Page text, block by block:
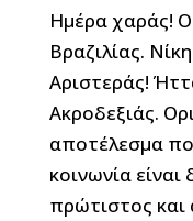
Ημέρα χαράς!
Βραζιλίας.
Αριστεράς!
Ακροδεξιάς.
αποτέλεσμα
κοινωνία
πρώτιστος